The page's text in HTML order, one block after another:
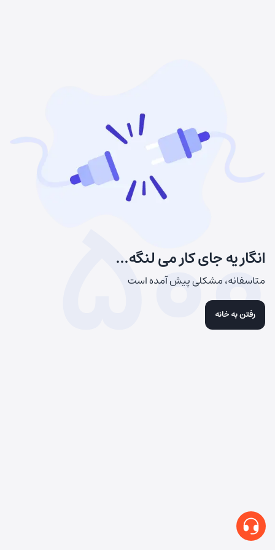
انگار یه جای کار می لنگه...
متاسفانه، مشکلی پیش آمده است
رفتن به خانه
500